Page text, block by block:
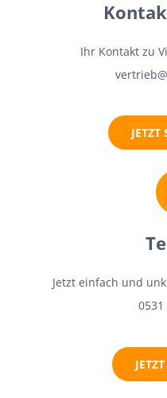
Ihr Kontakt zu
JETZT
Jetzt einfach und
0531